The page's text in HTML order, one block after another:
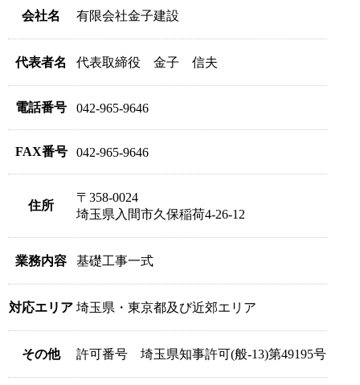
会社名 有限会社金子建設
代表者名 代表取締役 金子 信夫
電話番号 042-965-9646
FAX番号 042-965-9646
住所
〒358-0024
埼玉県入間市久保稲荷4-26-12
業務内容 基礎工事一式
対応エリア 埼玉県・東京都及び近郊エリア
その他 許可番号 埼玉県知事許可(般-13)第49195号